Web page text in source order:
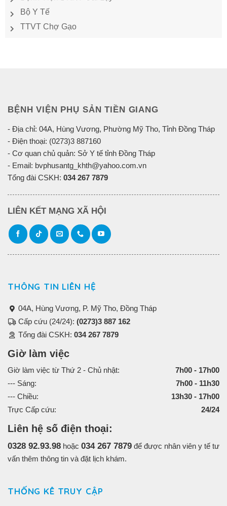
Bộ Y Tế
TTVT Chợ Gạo
BỆNH VIỆN PHỤ SẢN TIỀN GIANG
- Địa chỉ: 04A, Hùng Vương, Phường Mỹ Tho, Tỉnh Đồng Tháp
- Điện thoại: (0273)3 887160
- Cơ quan chủ quản: Sở Y tế tỉnh Đồng Tháp
- Email: bvphusantg_khth@yahoo.com.vn
Tổng đài CSKH: 034 267 7879
LIÊN KẾT MẠNG XÃ HỘI
THÔNG TIN LIÊN HỆ
04A, Hùng Vương, P. Mỹ Tho, Đồng Tháp
Cấp cứu (24/24): (0273)3 887 162
Tổng đài CSKH: 034 267 7879
Giờ làm việc
Giờ làm việc từ Thứ 2 - Chủ nhật:
7h00 - 17h00
--- Sáng:
7h00 - 11h30
--- Chiều:
13h30 - 17h00
Trực Cấp cứu:
24/24
Liên hệ số điện thoại:
0328 92.93.98 hoặc 034 267 7879 để được nhân viên y tế tư
vấn thêm thông tin và đặt lịch khám.
THỐNG KÊ TRUY CẬP